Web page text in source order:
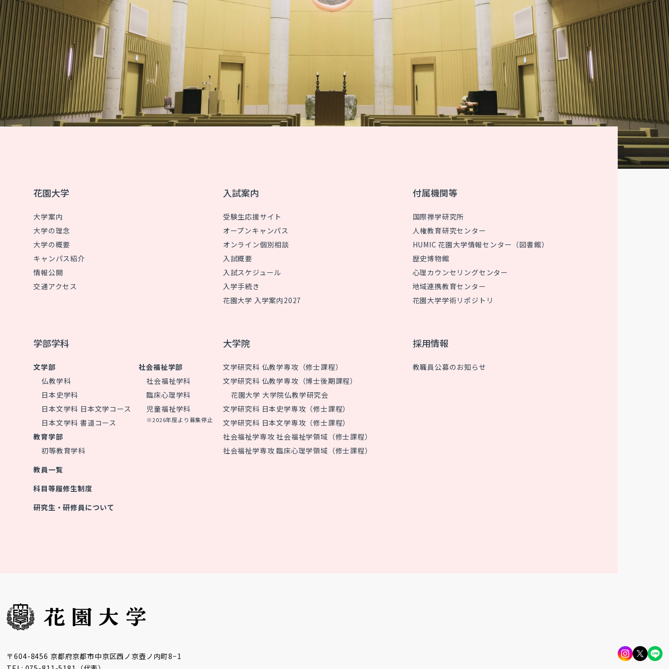
花園大学
大学案内
大学の理念
大学の概要
キャンパス紹介
情報公開
交通アクセス
入試案内
受験生応援サイト
オープンキャンパス
オンライン個別相談
入試概要
入試スケジュール
入学手続き
花園大学 入学案内2027
付属機関等
国際禅学研究所
人権教育研究センター
HUMIC 花園大学情報センター（図書館）
歴史博物館
心理カウンセリングセンター
地域連携教育センター
花園大学学術リポジトリ
学部学科
文学部
仏教学科
日本史学科
日本文学科 日本文学コース
日本文学科 書道コース
社会福祉学部
社会福祉学科
臨床心理学科
児童福祉学科
※2026年度より募集停止
教育学部
初等教育学科
教員一覧
科目等履修生制度
研究生・研修員について
大学院
文学研究科 仏教学専攻（修士課程）
文学研究科 仏教学専攻（博士後期課程）
花園大学 大学院仏教学研究会
文学研究科 日本史学専攻（修士課程）
文学研究科 日本文学専攻（修士課程）
社会福祉学専攻 社会福祉学領域（修士課程）
社会福祉学専攻 臨床心理学領域（修士課程）
採用情報
教職員公募のお知らせ
〒604-8456 京都府京都市中京区西ノ京壺ノ内町8−1